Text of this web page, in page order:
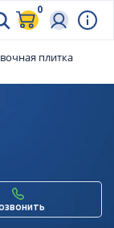
0
плитка